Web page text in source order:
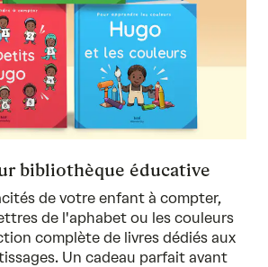
bibliothèque éducative
de votre enfant à compter,
de l'aphabet ou les couleurs
complète de livres dédiés aux
Un cadeau parfait avant